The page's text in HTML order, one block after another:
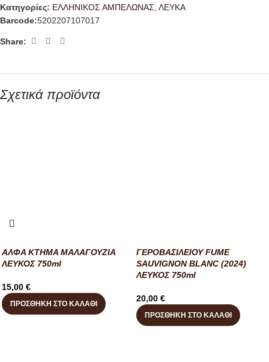
Κατηγορίες: ΕΛΛΗΝΙΚΟΣ ΑΜΠΕΛΩΝΑΣ ΛΕΥΚΑ
Barcode:5202207107017
Share:
Σχετικά προϊόντα
ΑΛΦΑ ΚΤΗΜΑ ΜΑΛΑΓΟΥΖΙΑ
ΛΕΥΚΟΣ 750ml
15,00 €
ΠΡΟΣΘΉΚΗ ΣΤΟ ΚΑΛΆΘΙ
ΓΕΡΟΒΑΣΙΛΕΙΟΥ FUME
SAUVIGNON BLANC (2024)
ΛΕΥΚΟΣ 750ml
20,00 €
ΠΡΟΣΘΉΚΗ ΣΤΟ ΚΑΛΆΘΙ